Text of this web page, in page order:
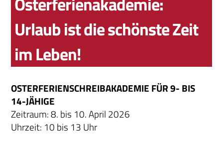
Urlaub ist die schönste Zeit
im Leben!
OSTERFERIENSCHREIBAKADEMIE FÜR 9- BIS
14-JÄHIGE
Zeitraum: 8. bis 10. April 2026
Uhrzeit: 10 bis 13 Uhr